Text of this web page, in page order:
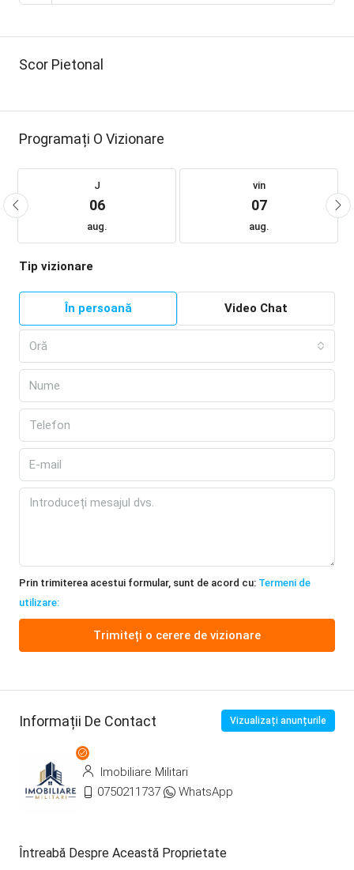
Scor Pietonal
Programați O Vizionare
J
06
aug.
vin
07
aug.
Tip vizionare
În persoană Video Chat
Oră
Prin trimiterea acestui formular, sunt de acord cu: Termeni de
utilizare:
Trimiteți o cerere de vizionare
Informații De Contact Vizualizați anunțurile
Imobiliare Militari
0750211737
WhatsApp
Întreabă Despre Această Proprietate